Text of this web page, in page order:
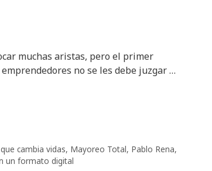
muchas aristas, pero el primer
no se les debe juzgar …
cambia vidas, Mayoreo Total, Pablo Rena,
un formato digital